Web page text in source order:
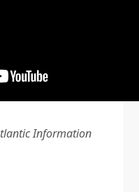
Information